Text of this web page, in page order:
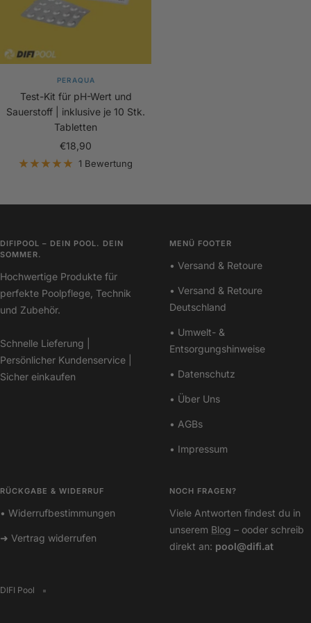
PERAQUA
Test-Kit für pH-Wert und
Sauerstoff | inklusive je 10 Stk.
Tabletten
Angebotspreis
€18,90
1 Bewertung
DIFIPOOL – DEIN POOL. DEIN
SOMMER.
Hochwertige Produkte für
perfekte Poolpflege, Technik
und Zubehör.
Schnelle Lieferung |
Persönlicher Kundenservice |
Sicher einkaufen
MENÜ FOOTER
• Versand & Retoure
• Versand & Retoure
Deutschland
• Umwelt- &
Entsorgungshinweise
• Datenschutz
• Über Uns
• AGBs
• Impressum
RÜCKGABE & WIDERRUF
• Widerrufbestimmungen
➜ Vertrag widerrufen
NOCH FRAGEN?
Viele Antworten findest du in
unserem Blog – ooder schreib
direkt an: pool@difi.at
DIFI Pool